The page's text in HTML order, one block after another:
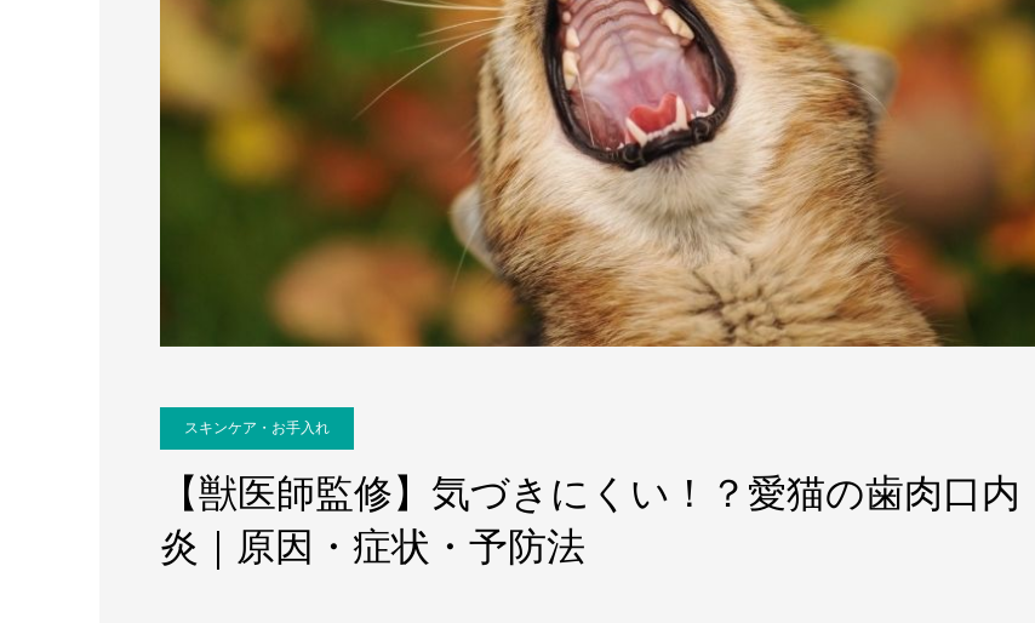
スキンケア・お手入れ
【獣医師監修】気づきにくい！？愛猫の歯肉口内
炎｜原因・症状・予防法